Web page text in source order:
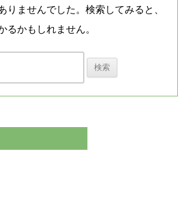
りませんでした。検索してみると、
るかもしれません。